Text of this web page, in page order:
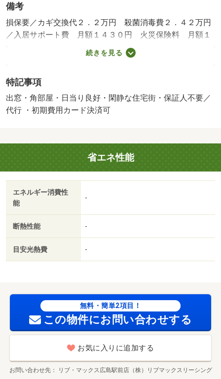
備考
損保要／カギ交換代２．２万円 殺菌消毒費２．４２万円
／入居サポート費 月額１４３０円 火災保険料 月額１
０００円／仲介手数料０．５５０ヶ月／普通借家０２年０
ヶ月／参考写真になります。物件情報と現況が異なる場合
金礼金ゼロ物件、ペット物件、保証人不要物件など、多数
取り扱っております！／バストイレ別／バルコニー／エア
コン／ガスコンロ対応／クロゼット／フローリング／シャ
テムキッチン／角住戸／温水洗浄便座／脱衣所／エレベー
ター／洗面所独立／洗面化粧台／２口コンロ／駐輪場／宅
配ボックス／光ファイバー／閑静な住宅地／２面採光／防
犯カメラ／出窓／保証人不要／単身者相談／バイク置場／
２沿線利用可／仲手０．５５ヶ月／駅まで平坦／ネット使
用料不要／敷金２ヶ月／眺望良好／２４時間換気システム
線以上利用可／駅徒歩５分以内／駅徒歩１０分以内／敷地
内ごみ置き場／寝室８畳以上／プロパンガス／洗面所にド
ア／玄関収納／礼金２ヶ月／ＩＴ重説 対応物件／初期費
２１８ｍ／ファミリーマート 広島河原町店（コンビニ）
まで３２７ｍ／ウォンツ 舟入町店（ドラッグストア）ま
で２６２ｍ／広島舟入町郵便局（郵便局）まで２４３ｍ／
広島銀行舟入支店（銀行）まで５１４ｍ/賃貸戸数:33戸
続きを見る
特記事項
出窓・角部屋・日当り良好・閑静な住宅街・保証人不要／
代行 ・初期費用カード決済可
省エネ性能
エネルギー消費性
能
-
断熱性能 -
目安光熱費 -
無料・簡単2項目！
この物件にお問い合わせする
お気に入りに追加する
お問い合わせ先 リブ・マックス広島駅前店（株）リブマックスリーシング